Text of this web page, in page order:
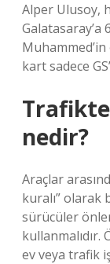
Alper Ulusoy,
Galatasaray’a
Muhammed’in
kart sadece
nedir?
Araçlar
kuralı” olarak
sürücüler
kullanmalıdır.
ev veya trafik